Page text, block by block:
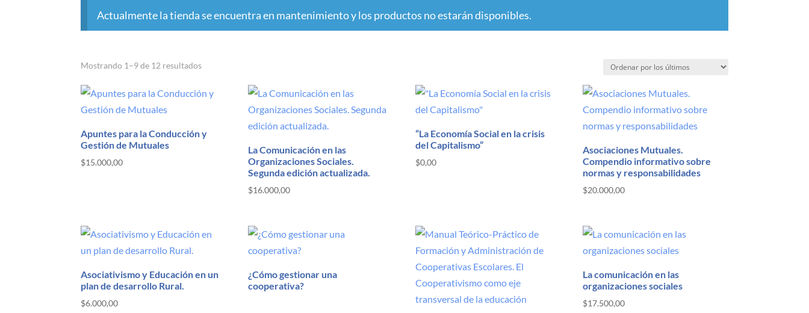
Actualmente la tienda se encuentra en mantenimiento y los productos no estarán disponibles.
Mostrando 1–9 de 12 resultadosOrdenado
los
Apuntes para la Conducción y
Gestión de Mutuales
$15.000,00
La Comunicación en las
Organizaciones Sociales.
Segunda edición actualizada.
$16.000,00
“La Economía Social en la crisis
del Capitalismo”
$0,00
Asociaciones Mutuales.
Compendio informativo sobre
normas y responsabilidades
$20.000,00
Asociativismo y Educación en un
plan de desarrollo Rural.
$6.000,00
¿Cómo gestionar una
cooperativa?
La comunicación en las
organizaciones sociales
$17.500,00